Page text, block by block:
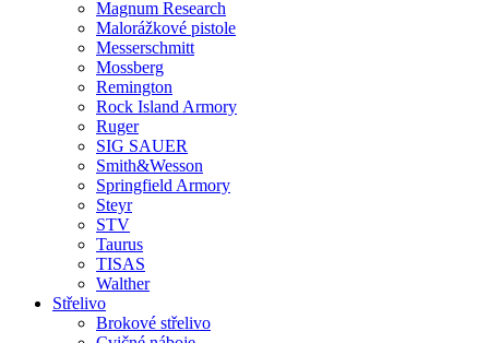
Magnum Research
Malorážkové pistole
Messerschmitt
Mossberg
Remington
Rock Island Armory
Ruger
SIG SAUER
Smith&Wesson
Springfield Armory
Steyr
STV
Taurus
TISAS
Walther
Střelivo
Brokové střelivo